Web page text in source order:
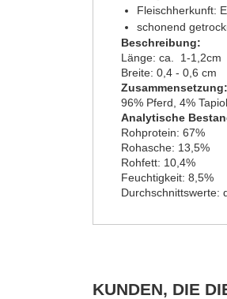
Fleischherkunft:
schonend
Beschreibung:
Länge: ca. 1-1,2cm
Breite: 0,4 - 0,6 cm
Zusammensetzung:
96% Pferd, 4%
Analytische
Rohprotein: 67%
Rohasche: 13,5%
Rohfett: 10,4%
Feuchtigkeit: 8,5%
Durchschnittswerte:
KUNDEN, DIE